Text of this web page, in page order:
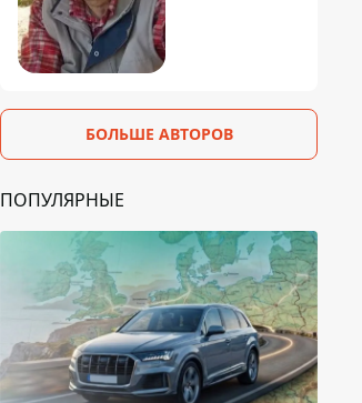
БОЛЬШЕ АВТОРОВ
ПОПУЛЯРНЫЕ